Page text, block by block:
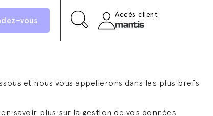
vous
Accès client
et nous vous appellerons dans les plus brefs
savoir plus sur la gestion de vos données